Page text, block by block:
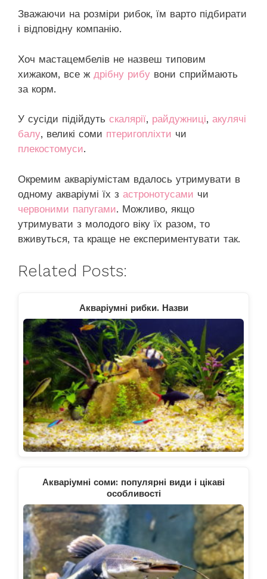
Зважаючи на розміри рибок, їм варто підбирати
і відповідну компанію.
Хоч мастацембелів не назвеш типовим
хижаком, все ж дрібну рибу вони сприймають
за корм.
У сусіди підійдуть скалярії, райдужниці, акулячі
балу, великі соми птеригопліхти чи
плекостомуси.
Окремим акваріумістам вдалось утримувати в
одному акваріумі їх з астронотусами чи
червоними папугами. Можливо, якщо
утримувати з молодого віку їх разом, то
вживуться, та краще не експериментувати так.
Related Posts:
Акваріумні рибки. Назви
Акваріумні соми: популярні види і цікаві
особливості